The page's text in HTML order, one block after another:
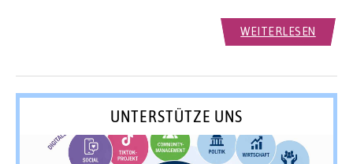
WEITERLESEN
UNTERSTÜTZE UNS